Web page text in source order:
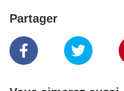
Partager